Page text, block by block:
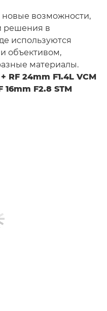
новые возможности,
решения в
используются
объективом,
материалы.
RF 24mm F1.4L VCM
16mm F2.8 STM